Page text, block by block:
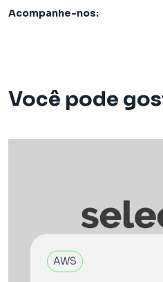
Acompanhe-nos:
Você pode
AWS